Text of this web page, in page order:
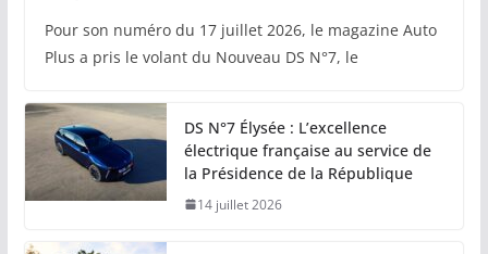
Pour son numéro du 17 juillet 2026, le magazine Auto
Plus a pris le volant du Nouveau DS N°7, le
DS N°7 Élysée : L’excellence
électrique française au service de
la Présidence de la République
14 juillet 2026